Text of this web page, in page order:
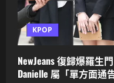
KPOP
NewJeans 復歸爆羅生
Danielle 屬「單方面通